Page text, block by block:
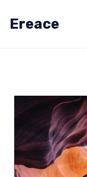
Ereace